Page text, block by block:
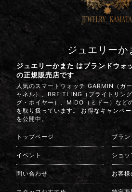
ジュエリーか
ジュエリーかまた はブランドウォ
の正規販売店です
人気のスマートウォッチ GARMIN（ガ
ャネル）、BREITLING（ブライトリン
グ・ホイヤー）、MIDO（ミドー）など
を取り扱っています。 お得なキャンペ
を公開中。
トップページ ブラ
イベント ショッ
問い合わせ お客様